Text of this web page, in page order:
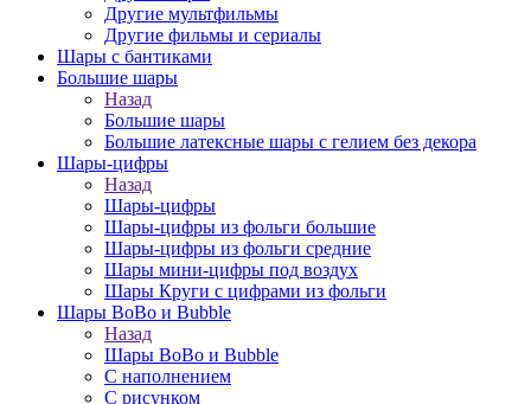
Другие мультфильмы
Другие фильмы и сериалы
Шары с бантиками
Большие шары
Назад
Большие шары
Большие латексные шары с гелием без декора
Шары-цифры
Назад
Шары-цифры
Шары-цифры из фольги большие
Шары-цифры из фольги средние
Шары мини-цифры под воздух
Шары Круги с цифрами из фольги
Шары BoBo и Bubble
Назад
Шары BoBo и Bubble
С наполнением
С рисунком